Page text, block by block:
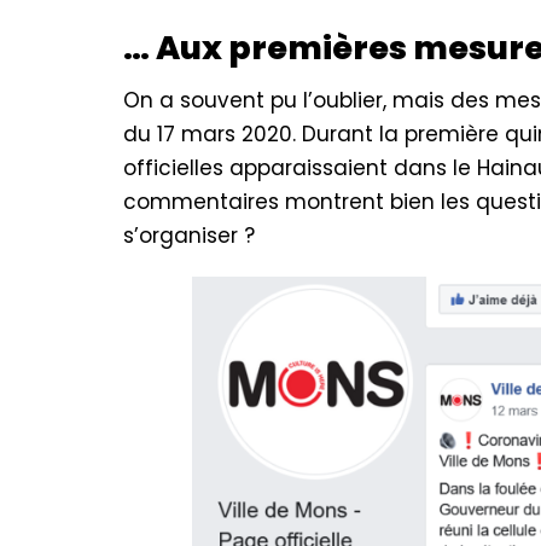
… Aux premières
On a souvent pu l’oublier, mais des
du 17 mars 2020. Durant la première
officielles apparaissaient dans le
commentaires montrent bien les
s’organiser ?